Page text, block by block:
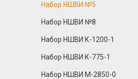
Набор НШВИ №5
Набор НШВИ №8
Набор НШВИ К-1200-1
Набор НШВИ К-775-1
Набор НШВИ М-2850-0